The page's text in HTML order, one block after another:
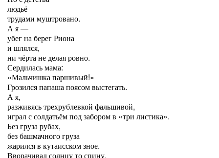
людьё
трудами муштровано.
А я —
убег на берег Риона
и шлялся,
ни чёрта не делая ровно.
Сердилась мама:
«Мальчишка паршивый!»
Грозился папаша поясом выстегать.
А я,
разживясь трехрублевкой фальшивой,
играл с солдатьём под забором в «три листика».
Без груза рубах,
без башмачного груза
жарился в кутаисском зное.
Вворачивал солнцу то спину,